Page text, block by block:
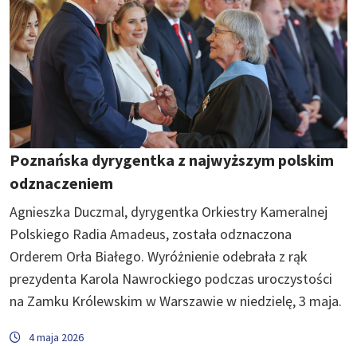
Poznańska dyrygentka z najwyższym polskim
odznaczeniem
Agnieszka Duczmal, dyrygentka Orkiestry Kameralnej
Polskiego Radia Amadeus, została odznaczona
Orderem Orła Białego. Wyróżnienie odebrała z rąk
prezydenta Karola Nawrockiego podczas uroczystości
na Zamku Królewskim w Warszawie w niedzielę, 3 maja.
4 maja 2026